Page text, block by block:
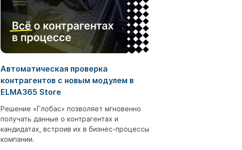
Автоматическая проверка
контрагентов с новым модулем в
ELMA365 Store
Решение «Глобас» позволяет мгновенно
получать данные о контрагентах и
кандидатах, встроив их в бизнес-процессы
компании.